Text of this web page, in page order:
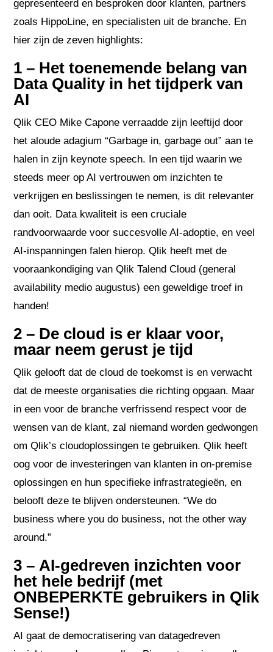
gepresenteerd en besproken door klanten, partners
zoals HippoLine, en specialisten uit de branche. En
hier zijn de zeven highlights:
1 – Het toenemende belang van
Data Quality in het tijdperk van
AI
Qlik CEO Mike Capone verraadde zijn leeftijd door
het aloude adagium “Garbage in, garbage out” aan te
halen in zijn keynote speech. In een tijd waarin we
steeds meer op AI vertrouwen om inzichten te
verkrijgen en beslissingen te nemen, is dit relevanter
dan ooit. Data kwaliteit is een cruciale
randvoorwaarde voor succesvolle AI-adoptie, en veel
AI-inspanningen falen hierop. Qlik heeft met de
vooraankondiging van Qlik Talend Cloud (general
availability medio augustus) een geweldige troef in
handen!
2 – De cloud is er klaar voor,
maar neem gerust je tijd
Qlik gelooft dat de cloud de toekomst is en verwacht
dat de meeste organisaties die richting opgaan. Maar
in een voor de branche verfrissend respect voor de
wensen van de klant, zal niemand worden gedwongen
om Qlik’s cloudoplossingen te gebruiken. Qlik heeft
oog voor de investeringen van klanten in on-premise
oplossingen en hun specifieke infrastrategieën, en
belooft deze te blijven ondersteunen. “We do
business where you do business, not the other way
around.”
3 – AI-gedreven inzichten voor
het hele bedrijf (met
ONBEPERKTE gebruikers in Qlik
Sense!)
AI gaat de democratisering van datagedreven